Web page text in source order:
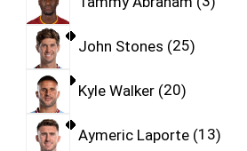
John Stones 25
Kyle Walker 20
Aymeric Laporte 13